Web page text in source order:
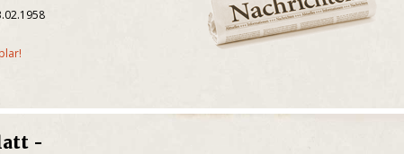
-